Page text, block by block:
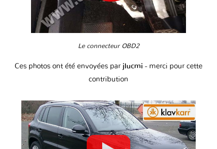
Le connecteur OBD2
Ces photos ont été envoyées par jlucmi - merci pour cette
contribution